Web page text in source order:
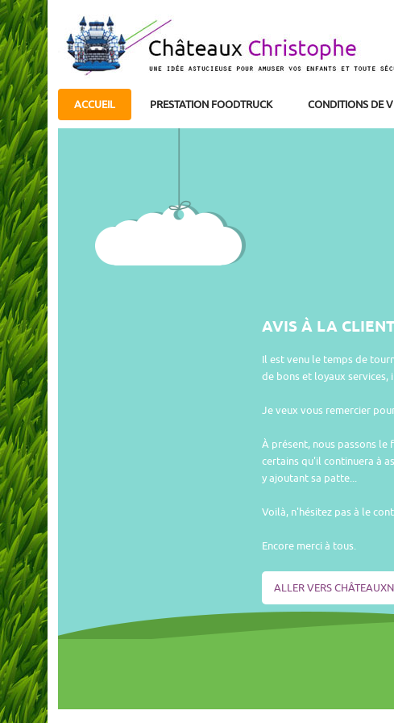
ACCUEIL PRESTATION FOODTRUCK CONDITIONS DE
AVIS À LA
Il est venu le temps de
de bons et loyaux
Je veux vous remercier
À présent, nous passons le
certains qu'il continuera à
y ajoutant sa patte...
Voilà, n'hésitez pas à le
Encore merci à tous.
ALLER VERS